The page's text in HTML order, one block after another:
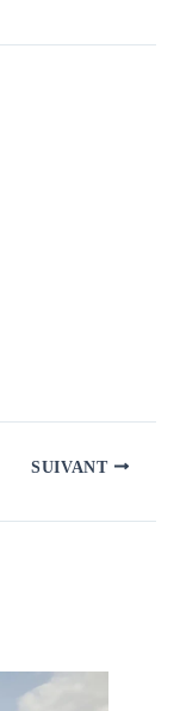
SUIVANT